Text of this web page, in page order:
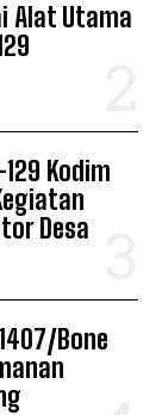
Alat Utama
Kodim
Desa
Bone